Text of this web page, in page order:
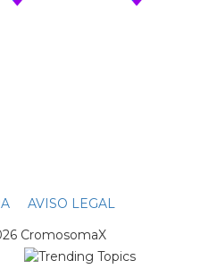
AVISO LEGAL
CromosomaX